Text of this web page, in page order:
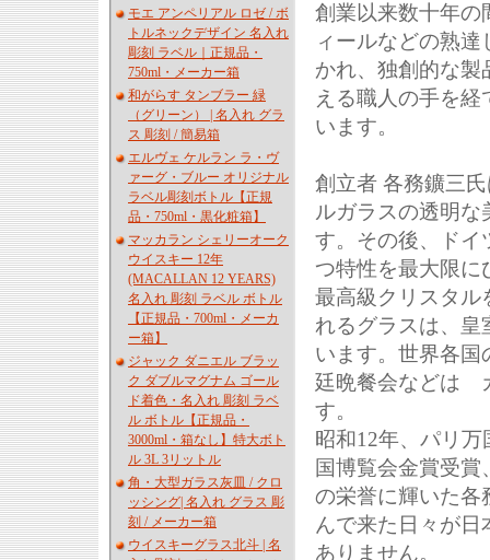
モエ アンペリアル ロゼ / ボ
トルネックデザイン 名入れ
彫刻 ラベル｜正規品・
750ml・メーカー箱
和がらす タンブラー 緑
（グリーン） | 名入れ グラ
ス 彫刻 / 簡易箱
エルヴェ ケルラン ラ・ヴ
ァーグ・ブルー オリジナル
ラベル彫刻ボトル【正規
品・750ml・黒化粧箱】
マッカラン シェリーオーク
ウイスキー 12年
(MACALLAN 12 YEARS)
名入れ 彫刻 ラベル ボトル
【正規品・700ml・メーカ
ー箱】
ジャック ダニエル ブラッ
ク ダブルマグナム ゴール
ド着色・名入れ 彫刻 ラベ
ル ボトル【正規品・
3000ml・箱なし】特大ボト
ル 3L 3リットル
角・大型ガラス灰皿 / クロ
ッシング| 名入れ グラス 彫
刻 / メーカー箱
ウイスキーグラス北斗 | 名
創業以来数十年の
ィールなどの熟
かれ、独創的な製
える職人の手を
います。
創立者 各務鑛三
ルガラスの透明
す。その後、ドイ
つ特性を最大限に
最高級クリスタル
れるグラスは、
います。世界各国
廷晩餐会などは
す。
昭和12年、パリ
国博覧会金賞受
の栄誉に輝いた各
んで来た日々が
ありません。